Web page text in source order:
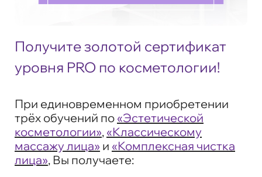
Получите золотой сертификат
уровня PRO по косметологии!
При единовременном приобретении
трёх обучений по «Эстетической
косметологии», «Классическому
массажу лица» и «Комплексная чистка
лица», Вы получаете: